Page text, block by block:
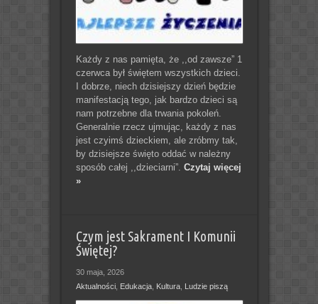
Każdy z nas pamięta, że ,,od zawsze” 1
czerwca był świętem wszystkich dzieci.
I dobrze, niech dzisiejszy dzień będzie
manifestacją tego, jak bardzo dzieci są
nam potrzebne dla trwania pokoleń.
Generalnie rzecz ujmując, każdy z nas
jest czyimś dzieckiem, ale zróbmy tak,
by dzisiejsze święto oddać w należny
sposób całej ,,dzieciarni”. Czytaj więcej
»
Czym jest Sakrament I Komunii
Świętej?
30 maja, 2026
Aktualności, Edukacja, Kultura, Ludzie piszą